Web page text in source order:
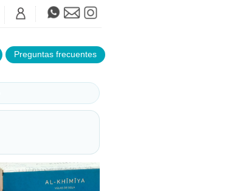
Preguntas frecuentes